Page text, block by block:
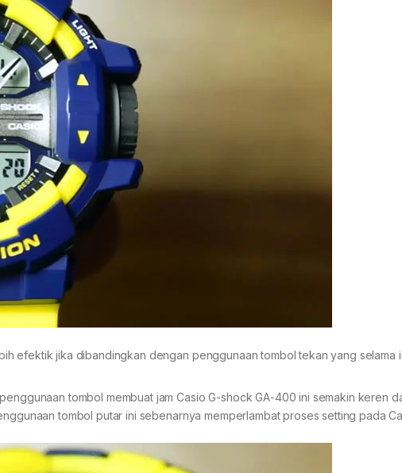
efektik jika dibandingkan dengan penggunaan tombol tekan yang selama
tombol membuat jam Casio G-shock GA-400 ini semakin keren
tombol putar ini sebenarnya memperlambat proses setting pada